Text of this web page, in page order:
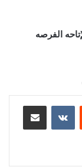
الفرصه